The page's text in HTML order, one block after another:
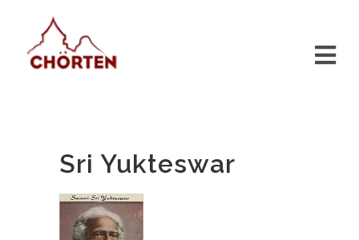
Sri Yukteswar